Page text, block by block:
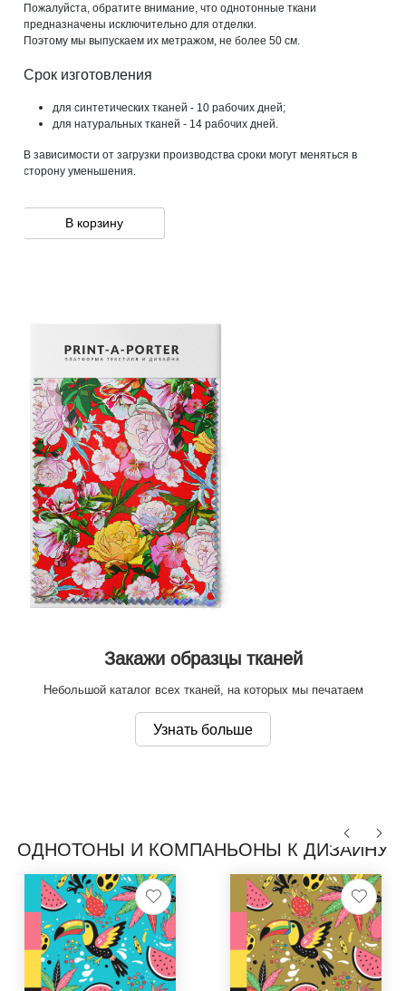
Пожалуйста, обратите внимание, что однотонные ткани
предназначены исключительно для отделки.
Поэтому мы выпускаем их метражом, не более 50 см.
Срок изготовления
для синтетических тканей - 10 рабочих дней;
для натуральных тканей - 14 рабочих дней.
В зависимости от загрузки производства сроки могут меняться в
сторону уменьшения.
В корзину
Закажи образцы тканей
Небольшой каталог всех тканей, на которых мы печатаем
Узнать больше
ОДНОТОНЫ И КОМПАНЬОНЫ К ДИЗАЙНУ